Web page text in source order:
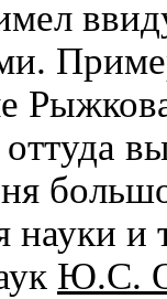
науки и
Ю.С.